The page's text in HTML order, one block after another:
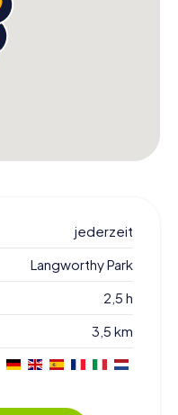
jederzeit
Langworthy Park
2,5 h
3,5 km